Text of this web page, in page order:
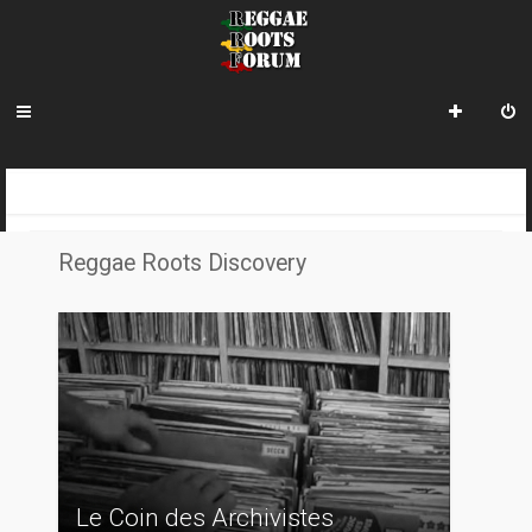
Reggae Roots Discovery
Le Coin des Archivistes